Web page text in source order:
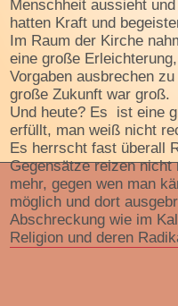
Menschheit aussieht
hatten Kraft und
Im Raum der Kirche
eine große
Vorgaben ausbrechen
große Zukunft war groß.
Und heute? Es ist eine
erfüllt, man weiß nicht
Es herrscht fast überall
Gegensätze reizen
mehr, gegen wen man
möglich und dort
Abschreckung wie im
Religion und deren
Todesstrafe. Die